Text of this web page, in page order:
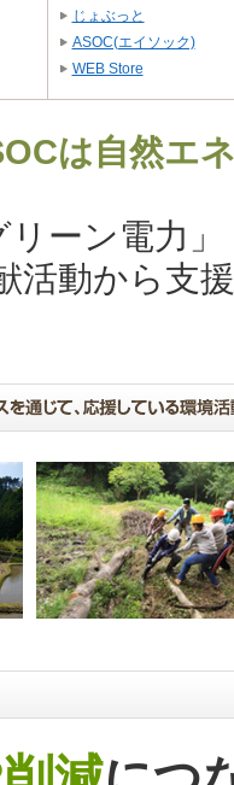
じょぶっと
ASOC(エイソック)
WEB Store
は自然エ
リーン電力
活動から支